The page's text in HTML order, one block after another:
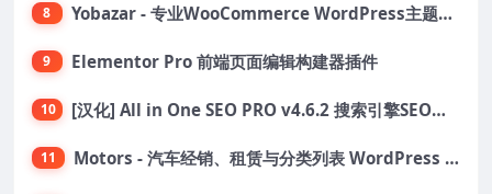
8 Yobazar - 专业WooCommerce WordPress主题，助力在线商店
9 Elementor Pro 前端页面编辑构建器插件
10 [汉化] All in One SEO PRO v4.6.2 搜索引擎SEO优化WordPress插件
11 Motors - 汽车经销、租赁与分类列表 WordPress 主题